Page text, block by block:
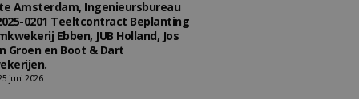
Amsterdam, Ingenieursbureau
0201 Teeltcontract Beplanting
Ebben, JUB Holland, Jos
Groen en Boot & Dart
juni 2026